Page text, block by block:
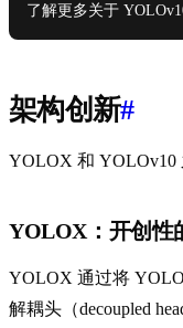
了解更多关于
架构创新#
YOLOX 和 YOLOv10
YOLOX：开创性
YOLOX 通过将
解耦头（decoupled